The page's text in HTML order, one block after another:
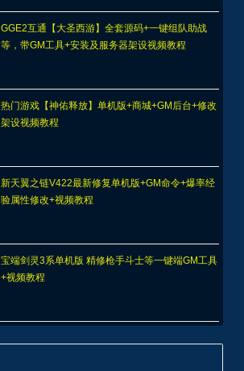
GGE2互通【大圣西游】全套源码+一键组队助战
等，带GM工具+安装及服务器架设视频教程
热门游戏【神佑释放】单机版+商城+GM后台+修改
架设视频教程
新天翼之链V422最新修复单机版+GM命令+爆率经
验属性修改+视频教程
宝端剑灵3系单机版 精修枪手斗士等一键端GM工具
+视频教程